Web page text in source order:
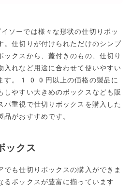
ーでは様々な形状の仕切りボッ
。仕切りが付けられただけのシンプ
ックスから、蓋付きのもの、仕切り
入れなど用途に合わせて使いやすい
す。100円以上の価格の製品に
しやすい大きめのボックスなども販
パ重視で仕切りボックスを購入した
がおすすめです。
ックス
でも仕切りボックスの購入ができま
るボックスが豊富に揃っています